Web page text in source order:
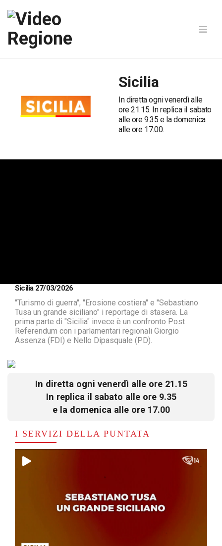
Sicilia
In diretta ogni venerdì alle
ore 21.15. In replica il sabato
alle ore 9.35 e la domenica
alle ore 17.00.
Sicilia 27/03/2026
"Turismo di guerra", "Erosione costiera" e "Sebastiano
Tusa un grande siciliano" i reportage di stasera. La
prima parte di "Sicilia" invece è un confronto Post
Referendum con i parlamentari regionali Giorgio
Assenza (FDI) e Nello Dipasquale (PD).
In diretta ogni venerdì alle ore 21.15
In replica il sabato alle ore 9.35
e la domenica alle ore 17.00
I SERVIZI DELLA PUNTATA